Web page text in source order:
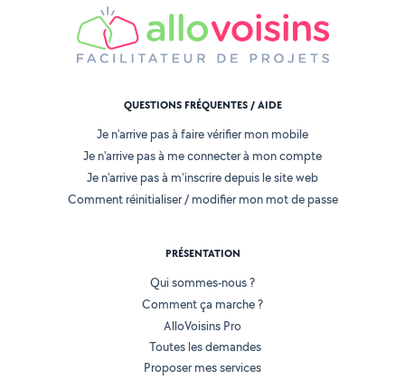
QUESTIONS FRÉQUENTES / AIDE
Je n'arrive pas à faire vérifier mon mobile
Je n'arrive pas à me connecter à mon compte
Je n'arrive pas à m'inscrire depuis le site web
Comment réinitialiser / modifier mon mot de passe
PRÉSENTATION
Qui sommes-nous ?
Comment ça marche ?
AlloVoisins Pro
Toutes les demandes
Proposer mes services